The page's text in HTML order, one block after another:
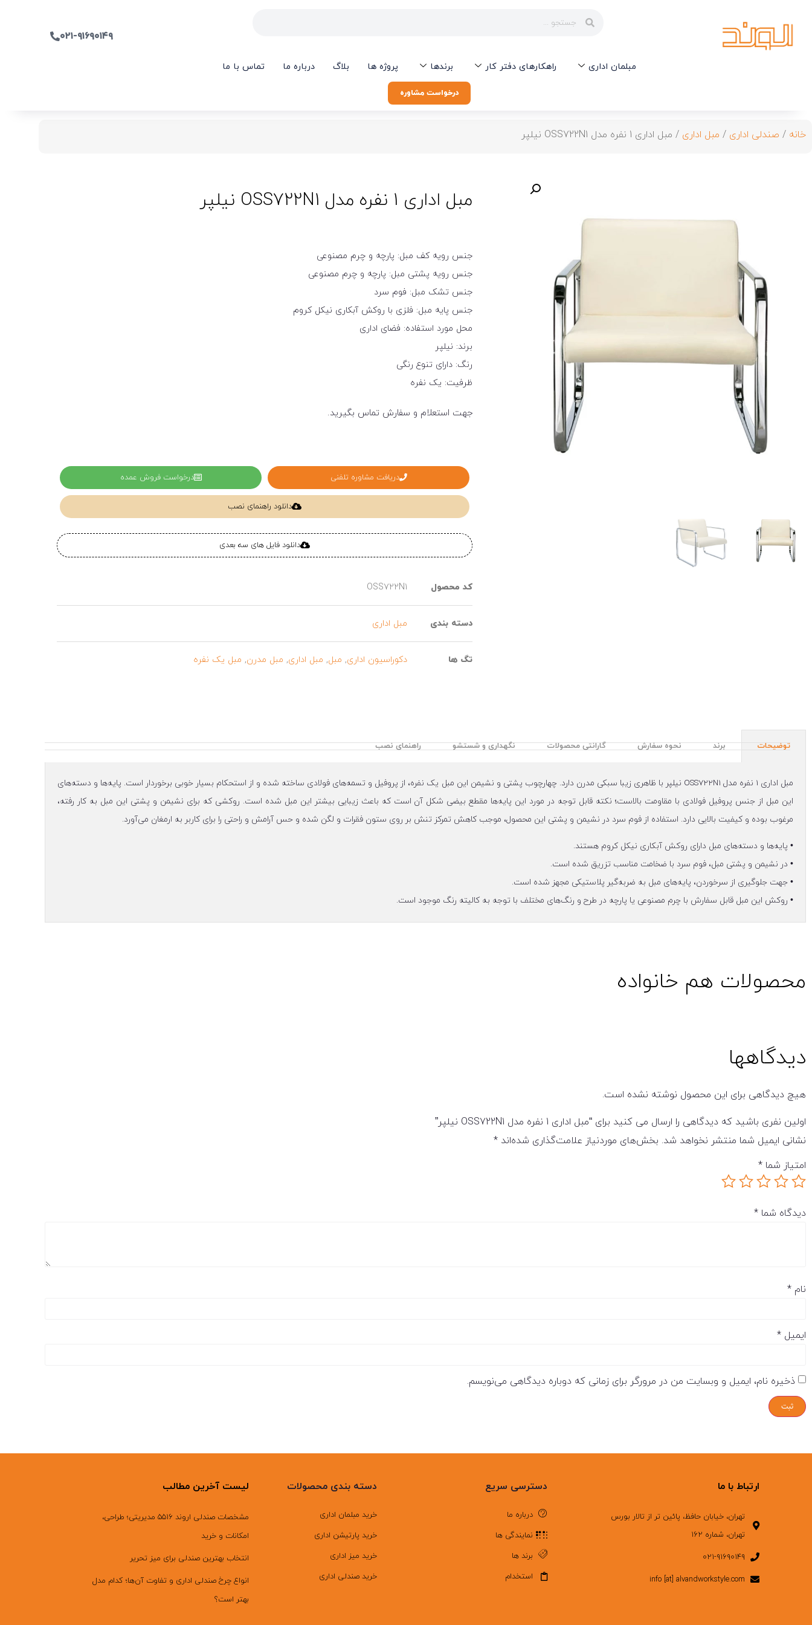
مبلمان اداری راهکارهای دفتر کار برندها پروژه ها بلاگ درباره ما تماس با ما
درخواست مشاوره
۰۲۱-۹۱۶۹۰۱۴۹
خانه / صندلی اداری / مبل اداری / مبل اداری 1 نفره مدل OSS722N1 نیلپر
مبل اداری 1 نفره مدل OSS722N1 نیلپر
جنس رویه کف مبل: پارچه و چرم مصنوعی
جنس رویه پشتی مبل: پارچه و چرم مصنوعی
جنس تشک مبل: فوم سرد
جنس پایه مبل: فلزی با روکش آبکاری نیکل کروم
محل مورد استفاده: فضای اداری
برند: نیلپر
رنگ: دارای تنوع رنگی
ظرفیت: یک نفره
جهت استعلام و سفارش تماس بگیرید.
دریافت مشاوره تلفنی درخواست فروش عمده
دانلود راهنمای نصب
دانلود فایل های سه بعدی
کد محصول OSS722N1
دسته بندی مبل اداری
تگ ها دکوراسیون اداری, مبل, مبل اداری, مبل مدرن, مبل یک نفره
توضیحات برند نحوه سفارش گارانتی محصولات نگهداری و شستشو راهنمای نصب
مبل اداری 1 نفره مدل OSS722N1 نیلپر با ظاهری زیبا سبکی مدرن دارد. چهارچوب پشتی و نشیمن این مبل یک نفره، از پروفیل و تسمه‌های فولادی ساخته شده و از استحکام بسیار خوبی برخوردار است. پایه‌ها و دسته‌های
این مبل از جنس پروفیل فولادی با مقاومت بالاست؛ نکته قابل توجه در مورد این پایه‌ها مقطع بیضی شکل آن است که باعث زیبایی بیشتر این مبل شده است. روکشی که برای نشیمن و پشتی این مبل به کار رفته،
مرغوب بوده و کیفیت بالایی دارد. استفاده از فوم سرد در نشیمن و پشتی این محصول، موجب کاهش تمرکز تنش بر روی ستون فقرات و لگن شده و حس آرامش و راحتی را برای کاربر به ارمغان می‌آورد.
• پایه‌ها و دسته‌های مبل دارای روکش آبکاری نیکل کروم هستند.
• در نشیمن و پشتی مبل، فوم سرد با ضخامت مناسب تزریق شده است.
• جهت جلوگیری از سرخوردن، پایه‌های مبل به ضربه‌گیر پلاستیکی مجهز شده است.
• روکش این مبل قابل سفارش با چرم مصنوعی یا پارچه در طرح و رنگ‌های مختلف با توجه به کالیته رنگ موجود است.
محصولات هم خانواده
دیدگاهها
هیچ دیدگاهی برای این محصول نوشته نشده است.
اولین نفری باشید که دیدگاهی را ارسال می کنید برای “مبل اداری 1 نفره مدل OSS722N1 نیلپر”
نشانی ایمیل شما منتشر نخواهد شد. بخش‌های موردنیاز علامت‌گذاری شده‌اند *
امتیاز شما *
دیدگاه شما *
نام *
ایمیل *
ذخیره نام، ایمیل و وبسایت من در مرورگر برای زمانی که دوباره دیدگاهی می‌نویسم.
ارتباط با ما
تهران، خیابان حافظ، پائین تر از تالار بورس
تهران، شماره ۱۶۲
۰۲۱-۹۱۶۹۰۱۴۹
info [at] alvandworkstyle.com
دسترسی سریع
درباره ما
نمایندگی ها
برند ها
استخدام
دسته بندی محصولات
خرید مبلمان اداری
خرید پارتیشن اداری
خرید میز اداری
خرید صندلی اداری
لیست آخرین مطالب
مشخصات صندلی اروند ۵۵۱۶ مدیریتی؛ طراحی،
امکانات و خرید
انتخاب بهترین صندلی برای میز تحریر
انواع چرخ صندلی اداری و تفاوت آن‌ها؛ کدام مدل
بهتر است؟